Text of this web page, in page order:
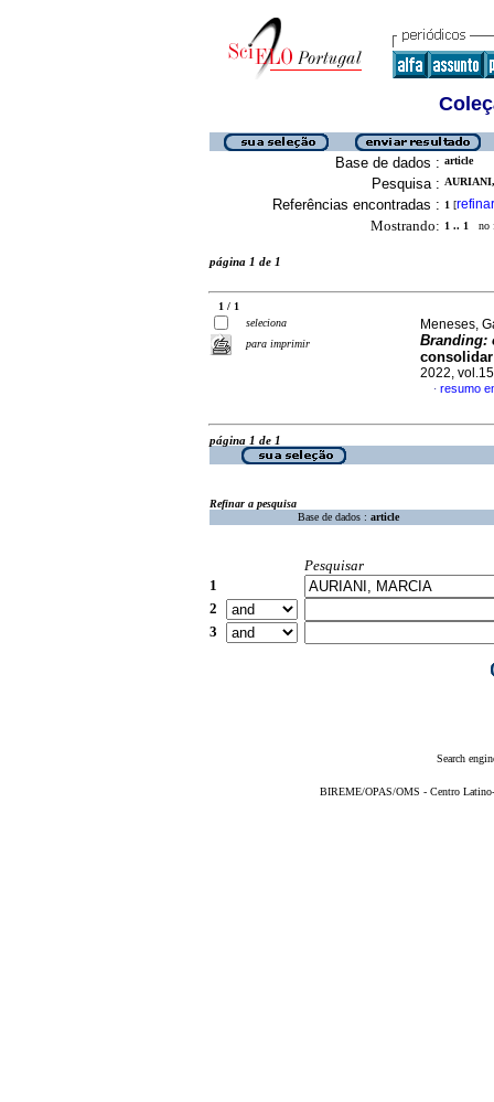
Base de dados : article
Pesquisa :
Referências encontradas : 1 [refinar
Mostrando: 1 .. 1 no
página 1 de 1
1 / 1
seleciona
para imprimir
Meneses,
Branding:
2022,
· resumo
página 1 de 1
Refinar a pesquisa
Base de dados : article
Pesquisar
1
2
3
Search
BIREME/OPAS/OMS - Centro Latino-